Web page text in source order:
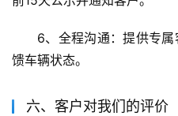
6、全程沟通：提供专
馈车辆状态。
六、客户对我们的评价